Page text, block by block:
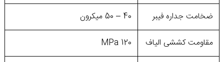
ضخامت جداره فیبر
40 – 50 میکرون
مقاومت کششی الیاف
120 MPa